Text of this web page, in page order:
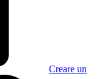
Creare un